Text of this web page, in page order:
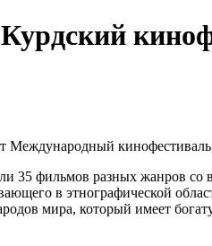
Международный
35 фильмов разных жанров
в этнографической
мира, который имеет